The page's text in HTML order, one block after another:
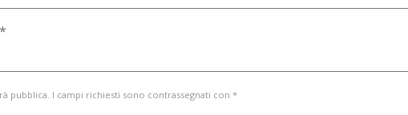
pubblica. I campi richiesti sono contrassegnati con *